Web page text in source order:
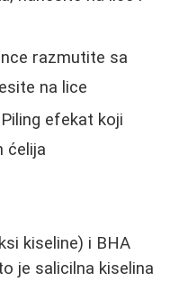
razmutite sa
na lice
efekat koji
ćelija
kiseline) i BHA
je salicilna kiselina